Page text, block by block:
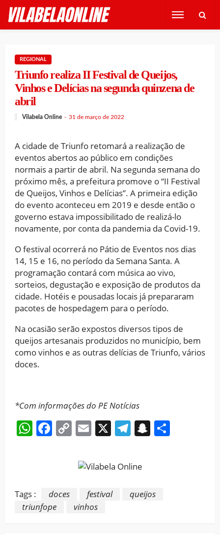
REGIONAL
Triunfo realiza II Festival de Queijos,
Vinhos e Delícias na segunda quinzena de
abril
Vilabela Online 31 de março de 2022
A cidade de Triunfo retomará a realização de
eventos abertos ao público em condições
normais a partir de abril. Na segunda semana do
próximo mês, a prefeitura promove o “II Festival
de Queijos, Vinhos e Delícias”. A primeira edição
do evento aconteceu em 2019 e desde então o
governo estava impossibilitado de realizá-lo
novamente, por conta da pandemia da Covid-19.
O festival ocorrerá no Pátio de Eventos nos dias
14, 15 e 16, no período da Semana Santa. A
programação contará com música ao vivo,
sorteios, degustação e exposição de produtos da
cidade. Hotéis e pousadas locais já prepararam
pacotes de hospedagem para o período.
Na ocasião serão expostos diversos tipos de
queijos artesanais produzidos no município, bem
como vinhos e as outras delícias de Triunfo, vários
doces.
*Com informações do PE Notícias
WhatsApp
Facebook
CopyEmail
X Telegram
Snapchat
Tags : doces festival
queijos
triunfope
vinhos